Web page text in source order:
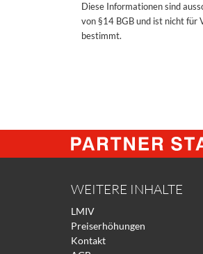
Diese Informationen sind
von §14 BGB und ist nicht für
bestimmt.
WEITERE INHALTE
LMIV
Preiserhöhungen
Kontakt